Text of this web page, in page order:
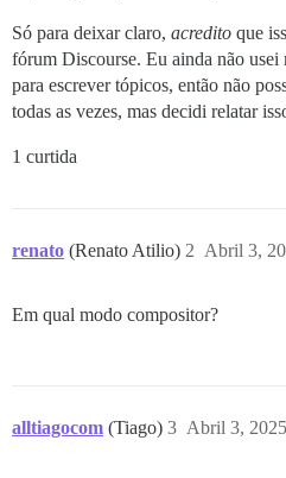
Só para deixar claro, acredito que
fórum Discourse. Eu ainda não
para escrever tópicos, então não
todas as vezes, mas decidi relatar
1 curtida
renato (Renato Atilio) Abril 3,
2
Em qual modo compositor?
alltiagocom (Tiago) Abril 3,
3